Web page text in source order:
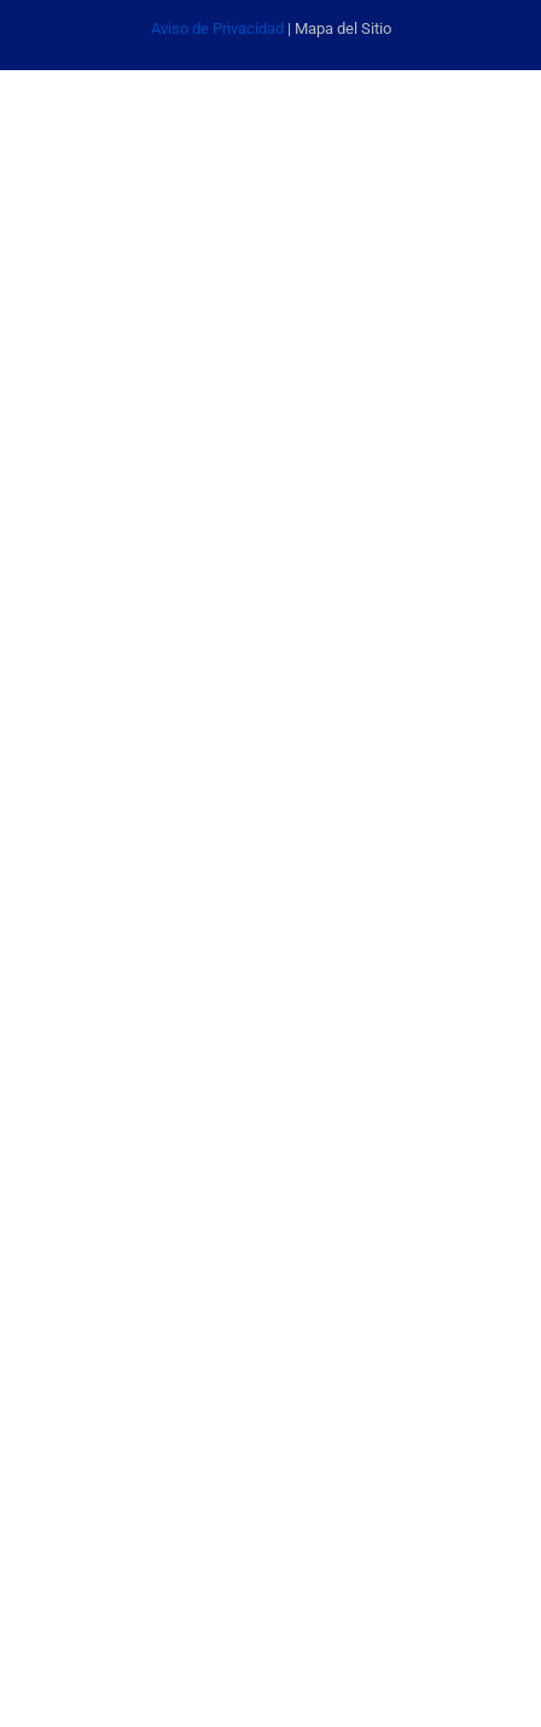
Aviso de Privacidad | Mapa del Sitio